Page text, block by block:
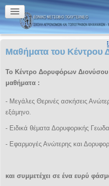
Μαθήματα του
Το Κέντρο Δορυφόρων
μαθήματα :
- Μεγάλες Θερινές ασκήσεις
εξάμηνο.
- Ειδικά θέματα Δορυφορικής
- Εφαρμογές Ανώτερης και
και συμμετέχει σε ένα ευρύ